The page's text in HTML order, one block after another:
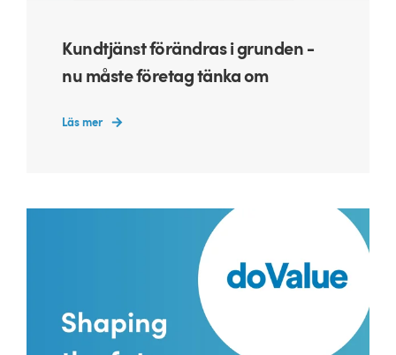
Kundtjänst förändras i grunden -
nu måste företag tänka om
Läs mer